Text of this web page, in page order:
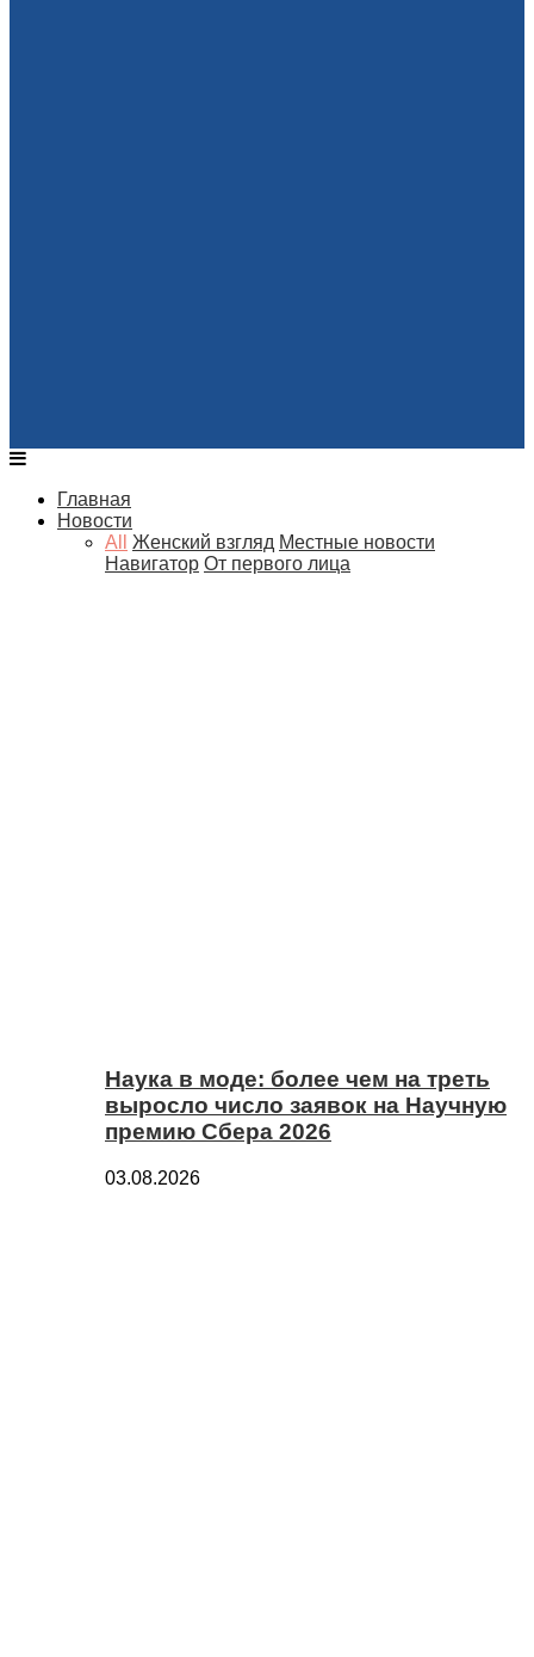
Главная
Новости
All
Женский взгляд Местные новости
Навигатор От первого лица
Наука в моде: более чем на треть
выросло число заявок на Научную
премию Сбера 2026
03.08.2026